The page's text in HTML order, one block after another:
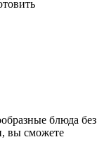
блюда без
вы сможете